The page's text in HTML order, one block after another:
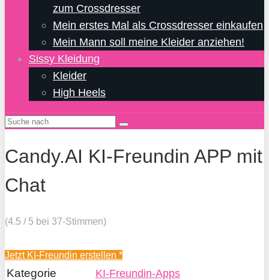
zum Crossdresser
Mein erstes Mal als Crossdresser einkaufen
Mein Mann soll meine Kleider anziehen!
Sissy Kleidung
Kleider
High Heels
Candy.AI KI-Freundin APP mit
Chat
(4.5 / 5 bei 37-Stimmen)
Jetzt KI-Freundin erstellen *
Kategorie KI-Freundin-Apps